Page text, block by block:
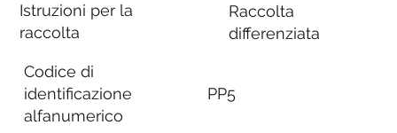
Istruzioni per la
raccolta
Codice di
identificazione
alfanumerico
Raccolta
differenziata
PP5